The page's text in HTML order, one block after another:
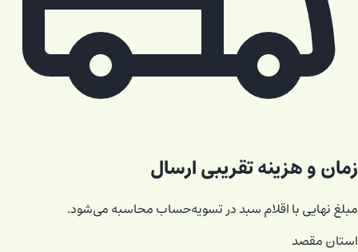
زمان و هزینه تقریبی ارسال
مبلغ نهایی با اقلام سبد در تسویه‌حساب محاسبه می‌شود.
استان مقصد